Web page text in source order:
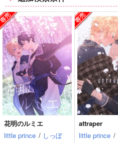
花明のルミエ
little prince / しっぽ
attraper
little prince /